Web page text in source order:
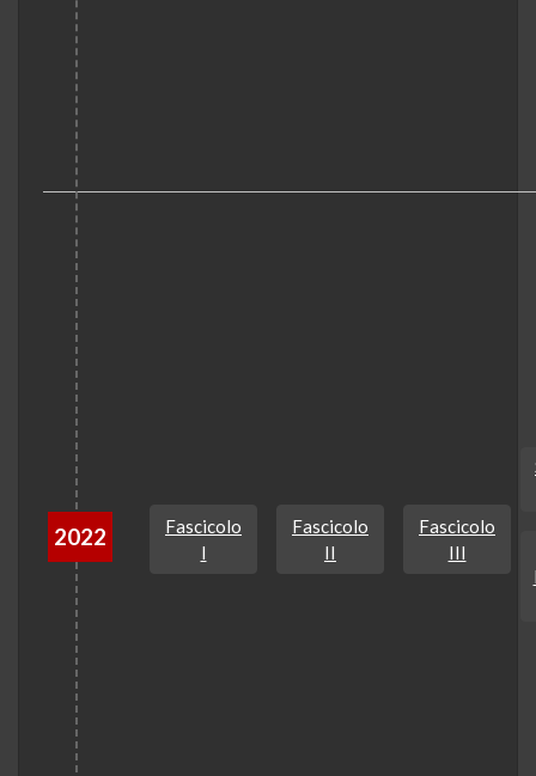
2022
Fascicolo
I
Fascicolo
II
Fascicolo
III